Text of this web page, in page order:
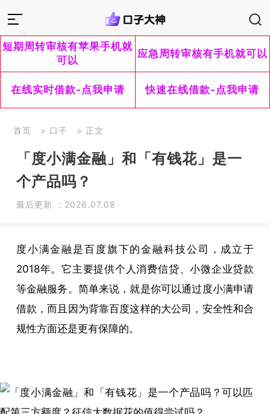
短期周转审核有苹果手机就
可以
应急周转审核有手机就可以
在线实时借款-点我申请 快速在线借款-点我申请
首页 > 口子 > 正文
「度小满金融」和「有钱花」是一
个产品吗？
最后更新 ：2026.07.08
度小满金融是百度旗下的金融科技公司，成立于
2018年。它主要提供个人消费信贷、小微企业贷款
等金融服务。简单来说，就是你可以通过度小满申请
借款，而且因为背靠百度这样的大公司，安全性和合
规性方面还是更有保障的。